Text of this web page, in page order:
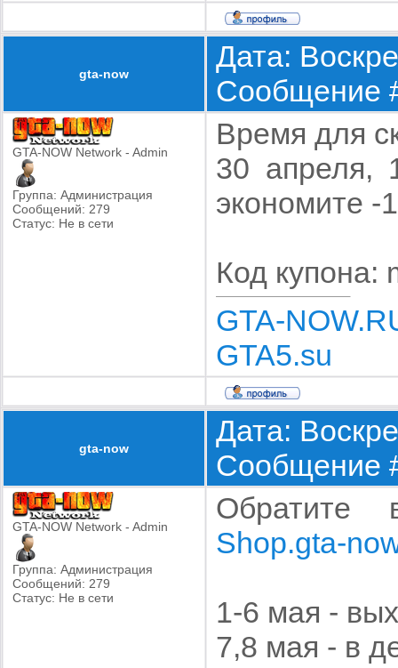
gta-now
Дата:
Сообщение
GTA-NOW Network - Admin
Группа: Администрация
Сообщений: 279
Статус: Не в сети
Время для
30 апреля,
экономите -
Код купона:
GTA-
GTA5.su
gta-now
Дата:
Сообщение
GTA-NOW Network - Admin
Группа: Администрация
Сообщений: 279
Статус: Не в сети
Обратите
Shop.gta-
1-6 мая -
7,8 мая - в